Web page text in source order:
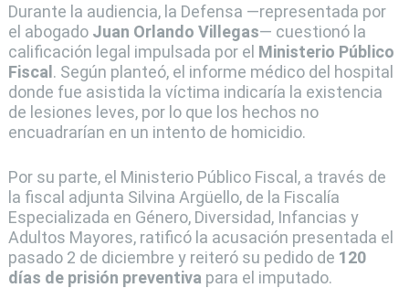
Durante la audiencia, la Defensa —representada por
el abogado Juan Orlando Villegas— cuestionó la
calificación legal impulsada por el Ministerio Público
Fiscal. Según planteó, el informe médico del hospital
donde fue asistida la víctima indicaría la existencia
de lesiones leves, por lo que los hechos no
encuadrarían en un intento de homicidio.
Por su parte, el Ministerio Público Fiscal, a través de
la fiscal adjunta Silvina Argüello, de la Fiscalía
Especializada en Género, Diversidad, Infancias y
Adultos Mayores, ratificó la acusación presentada el
pasado 2 de diciembre y reiteró su pedido de 120
días de prisión preventiva para el imputado.